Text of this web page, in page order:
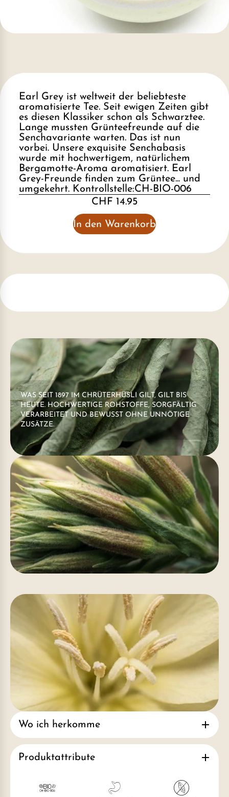
Earl Grey ist weltweit der beliebteste
aromatisierte Tee. Seit ewigen Zeiten gibt
es diesen Klassiker schon als Schwarztee.
Lange mussten Grünteefreunde auf die
Senchavariante warten. Das ist nun
vorbei. Unsere exquisite Senchabasis
wurde mit hochwertigem, natürlichem
Bergamotte-Aroma aromatisiert. Earl
Grey-Freunde finden zum Grüntee... und
umgekehrt. Kontrollstelle:CH-BIO-006
CHF 14.95
In den Warenkorb
WAS SEIT 1897 IM CHRÜTERHÜSLI GILT, GILT BIS
HEUTE. HOCHWERTIGE ROHSTOFFE, SORGFÄLTIG
VERARBEITET UND BEWUSST OHNE UNNÖTIGE
ZUSÄTZE.
Wo ich herkomme
Produktattribute